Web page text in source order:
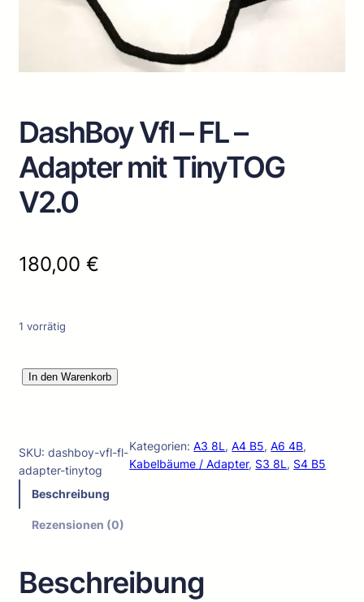
DashBoy Vfl – FL –
Adapter mit TinyTOG
V2.0
180,00 €
1 vorrätig
B
o
y
F
L
In den Warenkorb
SKU: dashboy-vfl-fl-
adapter-tinytog
Kategorien:A3 8L, A4 B5, A6 4B
Kabelbäume / Adapter, S3 8L, S4 B5
Beschreibung
Rezensionen (0)
Beschreibung